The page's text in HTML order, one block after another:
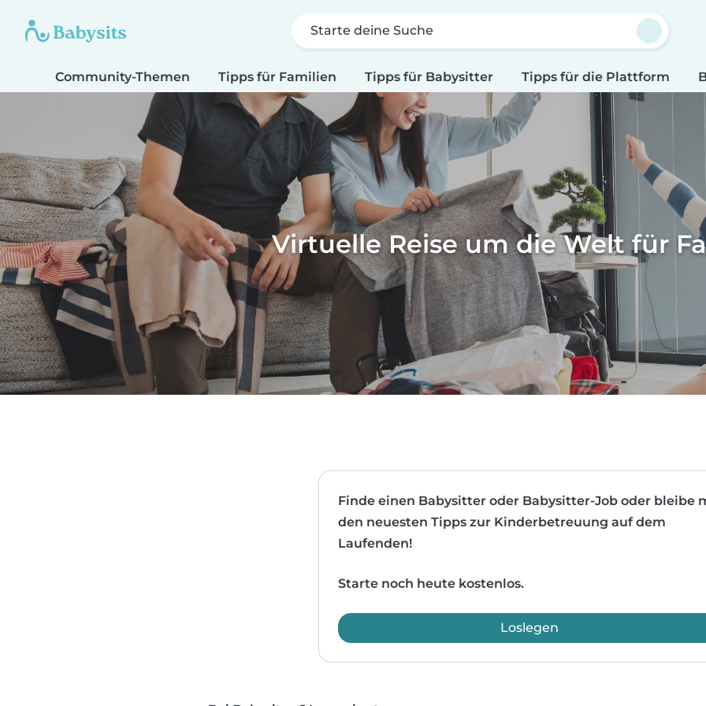
Starte deine Suche
Community-Themen Tipps für Familien Tipps für Babysitter Tipps für die Plattform
Virtuelle Reise um die Welt für
Finde einen Babysitter oder Babysitter-Job oder bleibe
den neuesten Tipps zur Kinderbetreuung auf dem
Laufenden!
Starte noch heute kostenlos.
Loslegen